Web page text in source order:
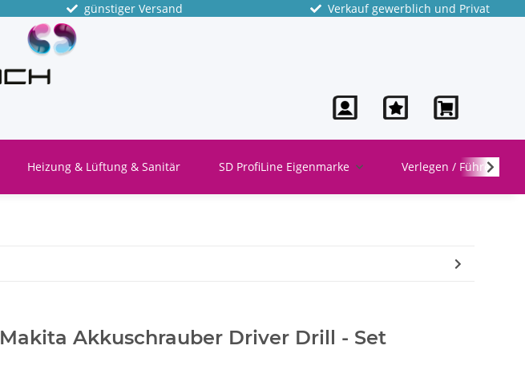
günstiger Versand Verkauf gewerblich und Privat
Heizung & Lüftung & Sanitär SD ProfiLine Eigenmarke Verlegen / Führen
Makita Akkuschrauber Driver Drill - Set